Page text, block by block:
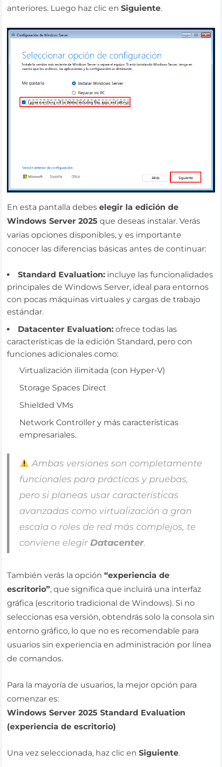
anteriores. Luego haz clic enSiguiente.
En esta pantalla debeselegir la edición de
Windows Server 2025 que deseas instalar. Verás
varias opciones disponibles, y es importante
conocer las diferencias básicas antes de continuar:
Standard Evaluation: incluye las funcionalidades
principales de Windows Server, ideal para entornos
con pocas máquinas virtuales y cargas de trabajo
estándar.
Datacenter Evaluation: ofrece todas las
características de la edición Standard, pero con
funciones adicionales como:
Virtualización ilimitada (con Hyper-V)
Storage Spaces Direct
Shielded VMs
Network Controller y más características
empresariales.
Ambas versiones son completamente
funcionales para prácticas y pruebas,
pero si planeas usar características
avanzadas como virtualización a gran
escala o roles de red más complejos, te
conviene elegirDatacenter.
También verás la opción“experiencia de
escritorio”, que significa que incluirá una interfaz
gráfica (escritorio tradicional de Windows). Si no
seleccionas esa versión, obtendrás solo la consola sin
entorno gráfico, lo que no es recomendable para
usuarios sin experiencia en administración por línea
de comandos.
Para la mayoría de usuarios, la mejor opción para
comenzar es:
Windows Server 2025 Standard Evaluation
(experiencia de escritorio)
Una vez seleccionada, haz clic enSiguiente.